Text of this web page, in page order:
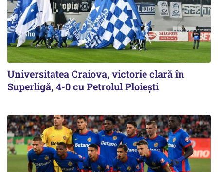
Universitatea Craiova, victorie clară în
Superligă, 4-0 cu Petrolul Ploieşti